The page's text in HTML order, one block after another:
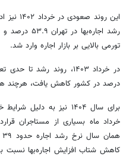
این
تورمی بالایی بر بازار اجاره وارد شد.
درصد در کشور کاهش یافت، هرچند
خرداد ماه بسیاری از مستاجران
کاهش شتاب افزایش اجاره‌بها